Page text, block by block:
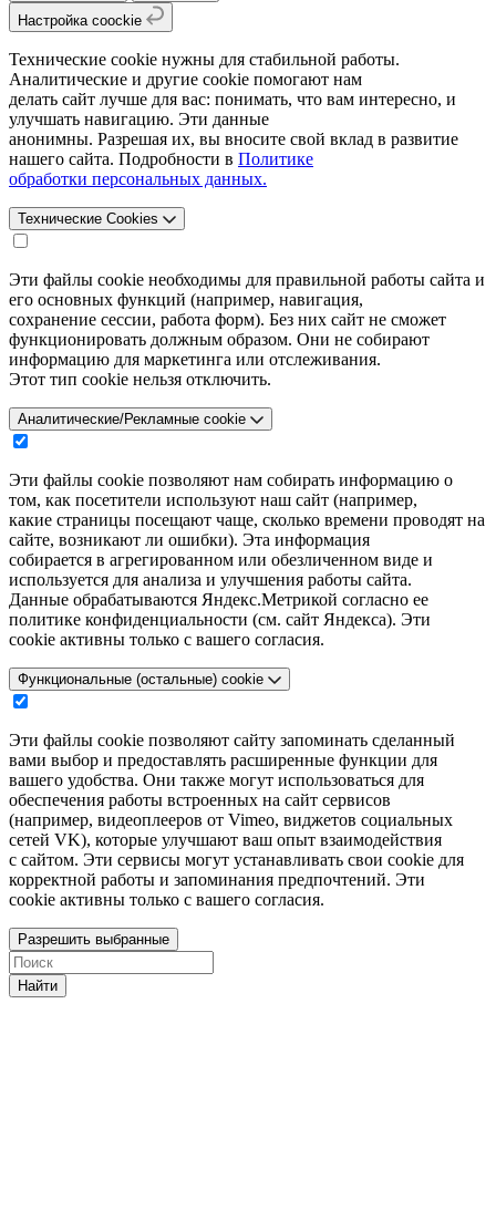
Настройка coockie
Технические cookie нужны для стабильной работы.
Аналитические и другие cookie помогают нам
делать сайт лучше для вас: понимать, что вам интересно, и
улучшать навигацию. Эти данные
анонимны. Разрешая их, вы вносите свой вклад в развитие
нашего сайта. Подробности в Политике
обработки персональных данных.
Технические Cookies
Эти файлы cookie необходимы для правильной работы сайта и
его основных функций (например, навигация,
сохранение сессии, работа форм). Без них сайт не сможет
функционировать должным образом. Они не собирают
информацию для маркетинга или отслеживания.
Этот тип cookie нельзя отключить.
Аналитические/Рекламные cookie
Эти файлы cookie позволяют нам собирать информацию о
том, как посетители используют наш сайт (например,
какие страницы посещают чаще, сколько времени проводят на
сайте, возникают ли ошибки). Эта информация
собирается в агрегированном или обезличенном виде и
используется для анализа и улучшения работы сайта.
Данные обрабатываются Яндекс.Метрикой согласно ее
политике конфиденциальности (см. сайт Яндекса). Эти
cookie активны только с вашего согласия.
Функциональные (остальные) cookie
Эти файлы cookie позволяют сайту запоминать сделанный
вами выбор и предоставлять расширенные функции для
вашего удобства. Они также могут использоваться для
обеспечения работы встроенных на сайт сервисов
(например, видеоплееров от Vimeo, виджетов социальных
сетей VK), которые улучшают ваш опыт взаимодействия
с сайтом. Эти сервисы могут устанавливать свои cookie для
корректной работы и запоминания предпочтений. Эти
cookie активны только с вашего согласия.
Разрешить выбранные
Найти